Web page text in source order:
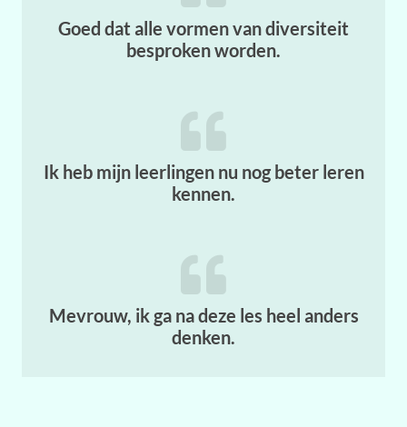
Goed dat alle vormen van diversiteit
besproken worden.
Ik heb mijn leerlingen nu nog beter leren
kennen.
Mevrouw, ik ga na deze les heel anders
denken.